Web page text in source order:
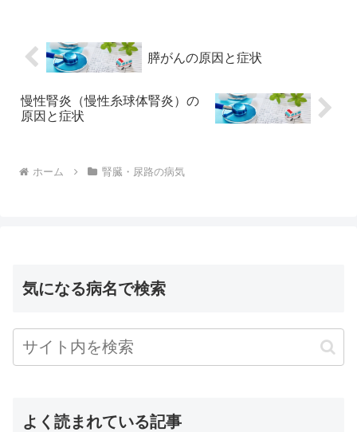
膵がんの原因と症状
慢性腎炎（慢性糸球体腎炎）の
原因と症状
ホーム 腎臓・尿路の病気
気になる病名で検索
よく読まれている記事